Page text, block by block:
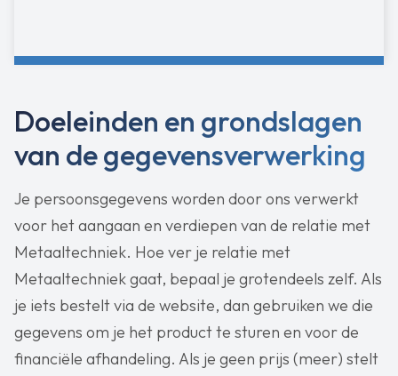
Doeleinden en grondslagen
van de gegevensverwerking
Je persoonsgegevens worden door ons verwerkt
voor het aangaan en verdiepen van de relatie met
Metaaltechniek. Hoe ver je relatie met
Metaaltechniek gaat, bepaal je grotendeels zelf. Als
je iets bestelt via de website, dan gebruiken we die
gegevens om je het product te sturen en voor de
financiële afhandeling. Als je geen prijs (meer) stelt